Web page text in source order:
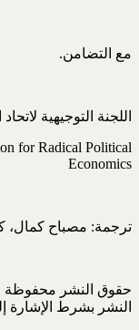
مع التضامن.
اللجنة التوجيهية
for Radical Political
Economics
ترجمة: مصباح كمال،
حقوق النشر محفوظة
النشر بشرط الإشارة إلى المصدر. 12